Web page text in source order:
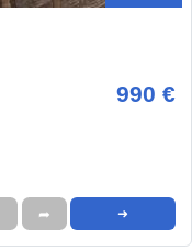
990 €
➦ ➜